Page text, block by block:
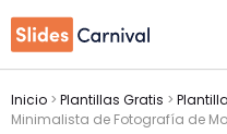
Inicio > Plantillas Gratis >
Minimalista de Fotografía de